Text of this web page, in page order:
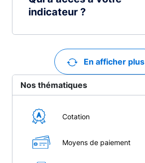
Nos thématiques
Cotation
Moyens de paiement
indicateur ?
En afficher plus